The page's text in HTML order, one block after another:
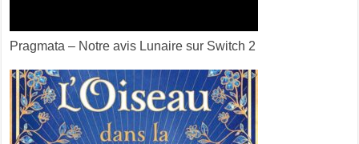
Pragmata – Notre avis Lunaire sur Switch 2